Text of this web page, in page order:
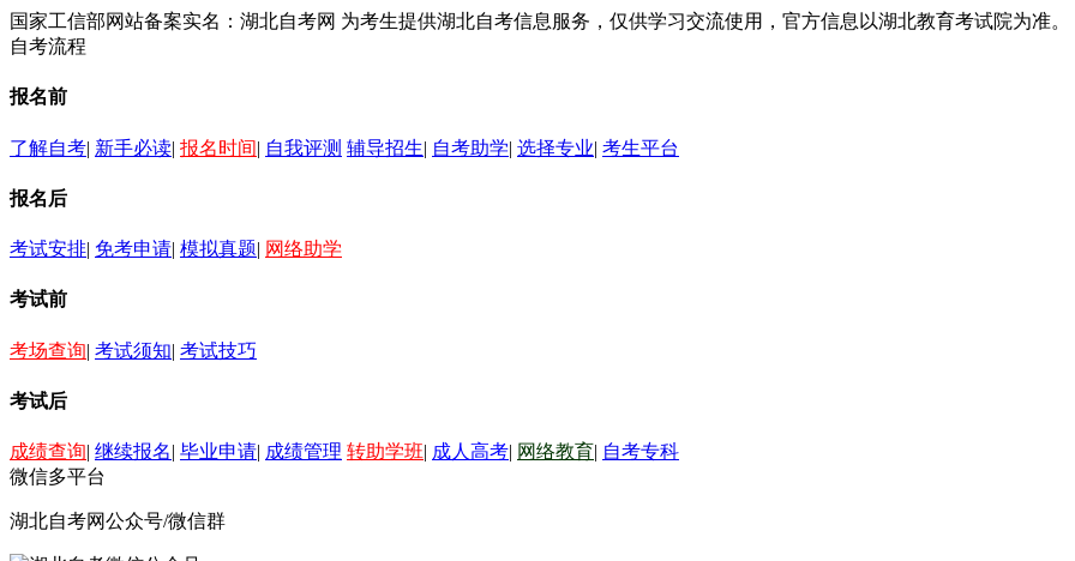
国家工信部网站备案实名：湖北自考网 为考生提供湖北自考信息服务，仅供学习交流使用，官方信息以湖北教育考试院为准。
自考流程
报名前
了解自考| 新手必读| 报名时间| 自我评测 辅导招生| 自考助学| 选择专业| 考生平台
报名后
考试安排| 免考申请| 模拟真题| 网络助学
考试前
考场查询| 考试须知| 考试技巧
考试后
成绩查询| 继续报名| 毕业申请| 成绩管理 转助学班| 成人高考| 网络教育| 自考专科
微信多平台
湖北自考网公众号/微信群